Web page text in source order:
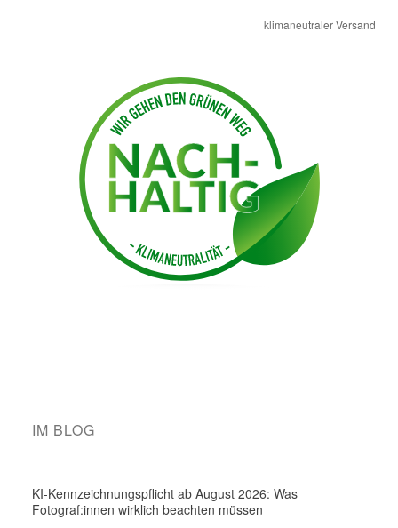
IM BLOG
KI-Kennzeichnungspflicht ab August 2026: Was
Fotograf:innen wirklich beachten müssen